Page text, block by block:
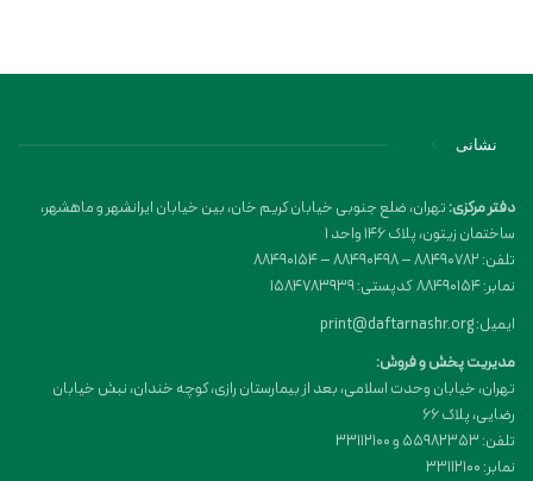
نشانی
دفتر مرکزی:تهران، ضلع جنوبی خیابان کریم خان، بین خیابان ایرانشهر و ماهشهر،
ساختمان زیتون، پلاک 146 واحد 1
تلفن: 88490782 – 88490498 – 88490154
نمابر: 88490154 کدپستی: 1584783939
ایمیل: print@daftarnashr.org
مدیریت پخش و فروش:
تهران، خیابان وحدت اسلامی، بعد از بیمارستان رازی، کوچه خندان، نبش خیابان
رضایی، پلاک ۶۶
تلفن: 55982353 و 33112100
نمابر: 33112100